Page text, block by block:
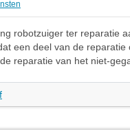
robotzuiger ter reparatie
een deel van de
reparatie van het niet-